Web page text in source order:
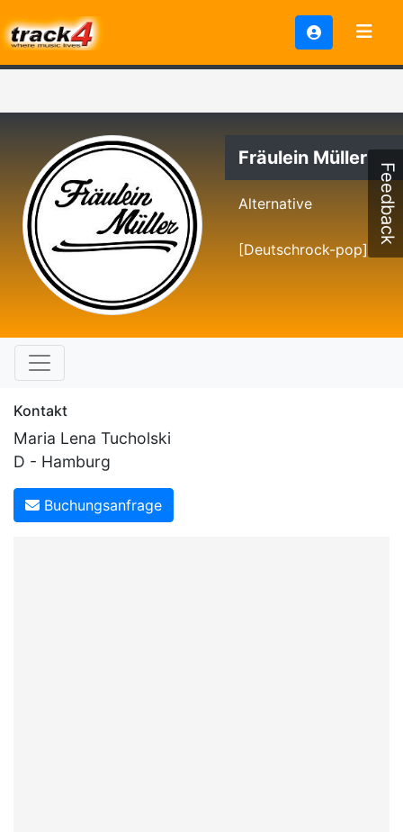
Fräulein Müller
Alternative
[Deutschrock-pop]
Kontakt
Maria Lena Tucholski
D - Hamburg
Buchungsanfrage
Feedback